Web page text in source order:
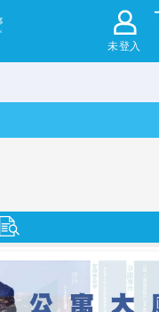
未登入